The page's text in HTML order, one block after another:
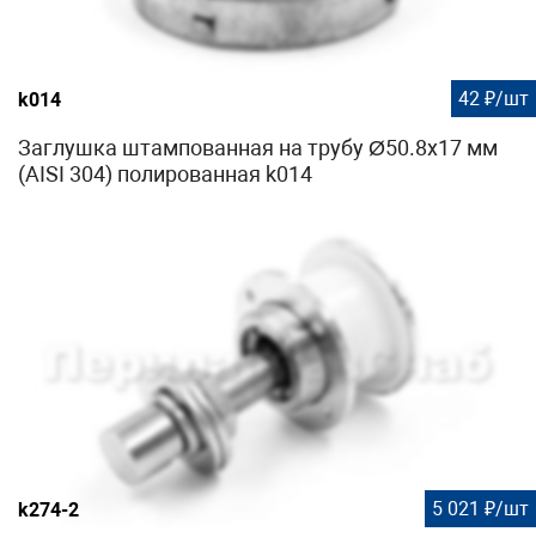
k014 42 ₽/шт
Заглушка штампованная на трубу Ø50.8х17 мм
(AISI 304) полированная k014
k274-2 5 021 ₽/шт